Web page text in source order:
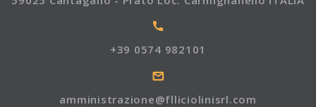
+39 0574 982101
amministrazione@flliciolinisrl.com